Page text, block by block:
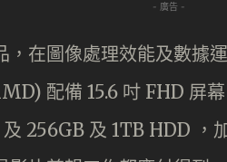
- 廣告 -
，在圖像處理效能及數據
配備 15.6 吋 FHD 屏
256GB 及 1TB HDD